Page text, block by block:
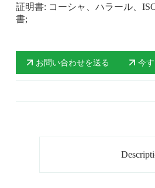
証明書: コーシャ、ハラール、
書;
お問い合わせを送る 今